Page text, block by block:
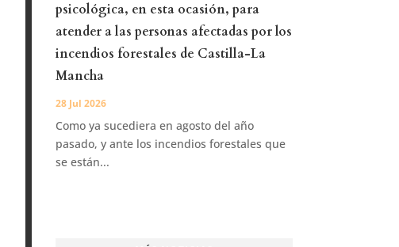
psicológica, en esta ocasión, para
atender a las personas afectadas por los
incendios forestales de Castilla-La
Mancha
28 Jul 2026
Como ya sucediera en agosto del año
pasado, y ante los incendios forestales que
se están...